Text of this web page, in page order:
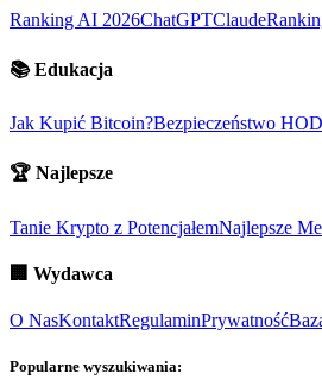
Ranking AI 2026ChatGPTClaude
📚 Edukacja
Jak Kupić Bitcoin?Bezpieczeństwo
🏆 Najlepsze
Tanie Krypto z PotencjałemNajlepsze
🏢 Wydawca
O NasKontaktRegulaminPrywatność
Popularne wyszukiwania: